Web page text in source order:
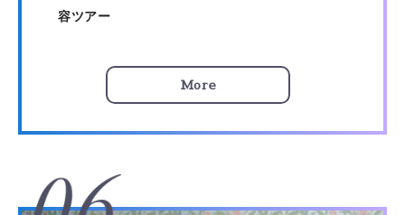
容ツアー
More